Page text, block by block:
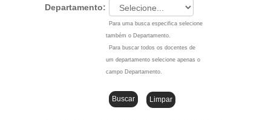
Departamento:
Para uma busca especifica selecione
também o Departamento.
Para buscar todos os docentes de
um departamento selecione apenas o
campo Departamento.